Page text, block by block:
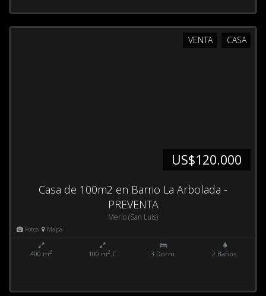
CASA
VENTA
US$120.000
Casa de 100m2 en Barrio La Arbolada -
PREVENTA
Merlo (San Luis)
Fotos Mapa
400 m2 100 m2.C 3 Dorm. 2 Baños.